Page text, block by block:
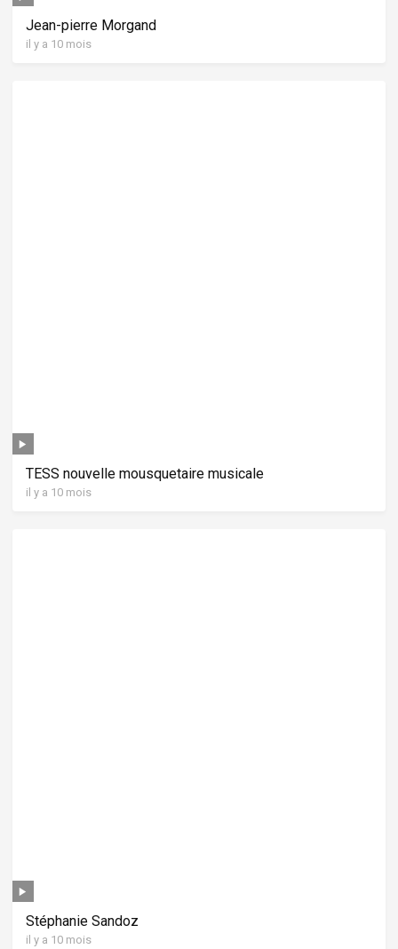
Jean-pierre Morgand
il y a 10 mois
TESS nouvelle mousquetaire musicale
il y a 10 mois
Stéphanie Sandoz
il y a 10 mois